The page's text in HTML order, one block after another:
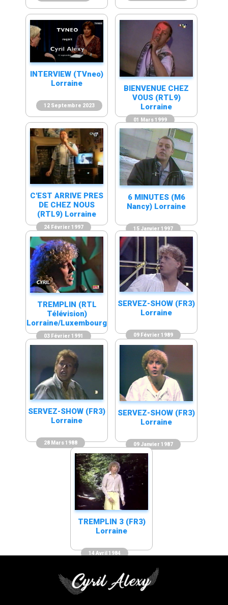
12 Septembre 2023
INTERVIEW (TVneo)
Lorraine
01 Mars 1999
BIENVENUE CHEZ
VOUS (RTL9)
Lorraine
24 Février 1997
C'EST ARRIVE PRES
DE CHEZ NOUS
(RTL9) Lorraine
15 Janvier 1997
6 MINUTES (M6
Nancy) Lorraine
03 Février 1991
TREMPLIN (RTL
Télévision)
Lorraine/Luxembourg
09 Février 1989
SERVEZ-SHOW (FR3)
Lorraine
28 Mars 1988
SERVEZ-SHOW (FR3)
Lorraine
09 Janvier 1987
SERVEZ-SHOW (FR3)
Lorraine
14 Avril 1984
TREMPLIN 3 (FR3)
Lorraine